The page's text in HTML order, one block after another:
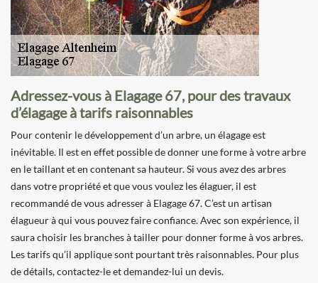
Adressez-vous à Elagage 67, pour des travaux
d’élagage à tarifs raisonnables
Pour contenir le développement d’un arbre, un élagage est
inévitable. Il est en effet possible de donner une forme à votre arbre
en le taillant et en contenant sa hauteur. Si vous avez des arbres
dans votre propriété et que vous voulez les élaguer, il est
recommandé de vous adresser à Elagage 67. C’est un artisan
élagueur à qui vous pouvez faire confiance. Avec son expérience, il
saura choisir les branches à tailler pour donner forme à vos arbres.
Les tarifs qu’il applique sont pourtant très raisonnables. Pour plus
de détails, contactez-le et demandez-lui un devis.